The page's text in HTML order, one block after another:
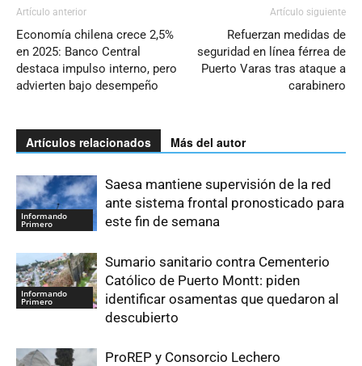
Artículo anterior
Economía chilena crece 2,5%
en 2025: Banco Central
destaca impulso interno, pero
advierten bajo desempeño
Artículo siguiente
Refuerzan medidas de
seguridad en línea férrea de
Puerto Varas tras ataque a
carabinero
Artículos relacionados Más del autor
Informando
Primero
Saesa mantiene supervisión de la red
ante sistema frontal pronosticado para
este fin de semana
Informando
Primero
Sumario sanitario contra Cementerio
Católico de Puerto Montt: piden
identificar osamentas que quedaron al
descubierto
ProREP y Consorcio Lechero